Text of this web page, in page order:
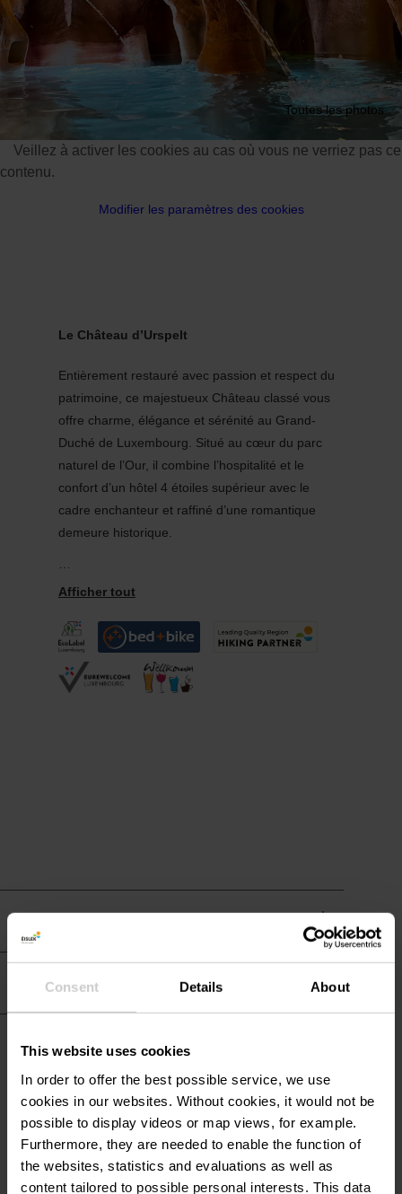
Consent Details About
This website uses cookies
In order to offer the best possible service, we use
cookies in our websites. Without cookies, it would not be
possible to display videos or map views, for example.
Furthermore, they are needed to enable the function of
the websites, statistics and evaluations as well as
content tailored to possible personal interests. This data
Toutes les photos
Veillez à activer les cookies au cas où vous ne verriez pas ce
contenu.
Modifier les paramètres des cookies
Le Château d’Urspelt
Entièrement restauré avec passion et respect du
patrimoine, ce majestueux Château classé vous
offre charme, élégance et sérénité au Grand-
Duché de Luxembourg. Situé au cœur du parc
naturel de l’Our, il combine l’hospitalité et le
confort d’un hôtel 4 étoiles supérieur avec le
cadre enchanteur et raffiné d’une romantique
demeure historique.
Un hôtel d’exception au Luxembourg
décorées et empreintes d’une splendeur
havre de paix des plus romantiques, dans un
Infos Hotel
Informations pratiques
Restauration et
Gastronomie